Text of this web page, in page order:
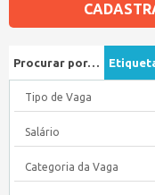
Procurar por…
Tipo de Vaga
Salário
Categoria da Vaga